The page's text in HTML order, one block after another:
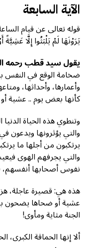
الآية السابعة
قوله تعالى عن قيام
يَرَوْنَهَا لَمْ يَلْبَثُوا إِلَّا عَشِيَّةً
يقول سید قطب رحمه
ضخامة الوقع في النفس
وأعمارها، وأحداثها،
كأنها بعض يوم .. عشية
وتنطوي هذه الحياة
والتي يؤثرونها ويدعون
يرتكبون من أجلها ما
والتي يجرفهم الهوى
نفوس أصحابها
هذه هي: قصيرة عاجلة،
عشية أو ضحاها يضحون
الجنة مثاية ومأوی!
ألا إنها الحماقة